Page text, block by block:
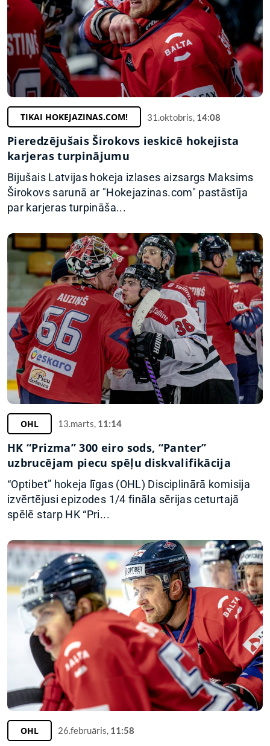
TIKAI HOKEJAZINAS.COM! 31.oktobris, 14:08
Pieredzējušais Širokovs ieskicē hokejista
karjeras turpinājumu
Bijušais Latvijas hokeja izlases aizsargs Maksims
Širokovs sarunā ar "Hokejazinas.com" pastāstīja
par karjeras turpināša...
OHL 13.marts, 11:14
HK “Prizma” 300 eiro sods, “Panter”
uzbrucējam piecu spēļu diskvalifikācija
“Optibet” hokeja līgas (OHL) Disciplinārā komisija
izvērtējusi epizodes 1/4 fināla sērijas ceturtajā
spēlē starp HK “Pri...
OHL 26.februāris, 11:58